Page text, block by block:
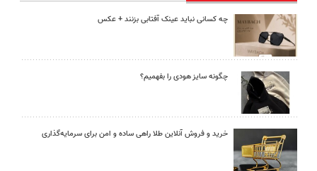
چه کسانی نباید عینک آفتابی بزنند + عکس
چگونه سایز هودی را بفهمیم؟
خرید و فروش آنلاین طلا راهی ساده و امن برای سرمایه‌گذاری